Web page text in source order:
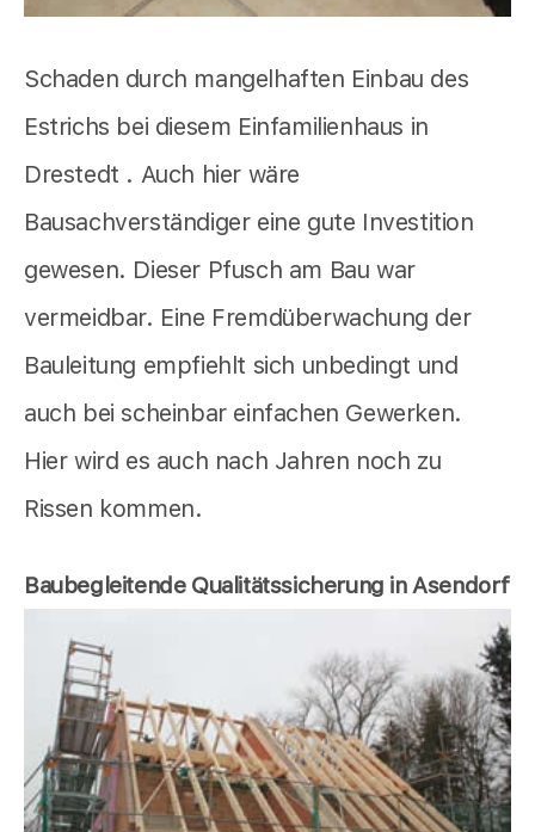
Schaden durch mangelhaften Einbau des
Estrichs bei diesem Einfamilienhaus in
Drestedt . Auch hier wäre
Bausachverständiger eine gute Investition
gewesen. Dieser Pfusch am Bau war
vermeidbar. Eine Fremdüberwachung der
Bauleitung empfiehlt sich unbedingt und
auch bei scheinbar einfachen Gewerken.
Hier wird es auch nach Jahren noch zu
Rissen kommen.
Baubegleitende Qualitätssicherung in Asendorf